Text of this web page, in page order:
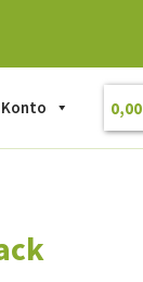
Konto 0,00